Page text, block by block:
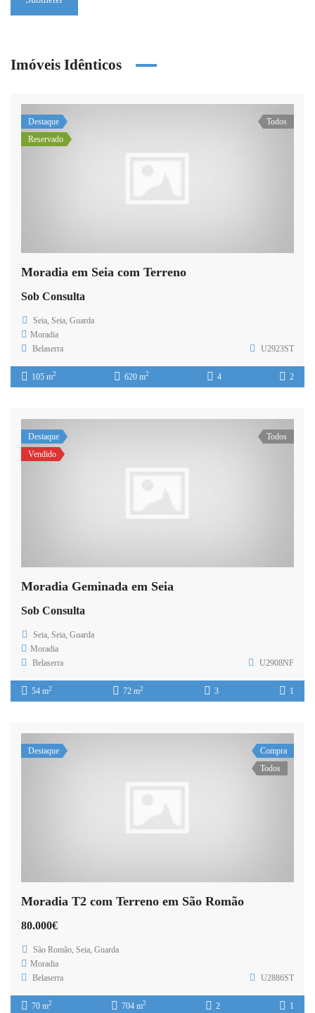
Imóveis Idênticos
Destaque
Reservado
Todos
Moradia em Seia com Terreno
Sob Consulta
Seia, Seia, Guarda
Moradia
Belaserra
U2923ST
105 m2 620 m2 4 2
Destaque
Vendido
Todos
Moradia Geminada em Seia
Sob Consulta
Seia, Seia, Guarda
Moradia
Belaserra
U2908NF
54 m2 72 m2 3 1
Destaque
Compra
Todos
Moradia T2 com Terreno em São Romão
80.000€
São Romão, Seia, Guarda
Moradia
Belaserra
U2886ST
70 m2 704 m2 2 1